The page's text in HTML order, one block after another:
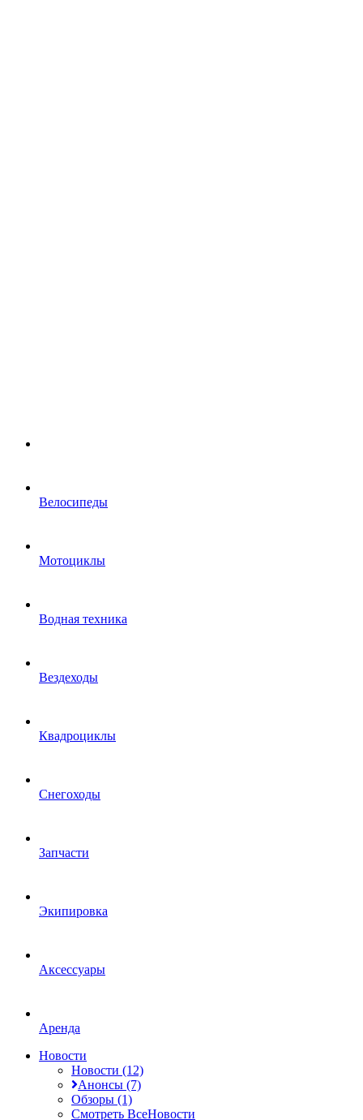
Велосипеды
Мотоциклы
Водная техника
Вездеходы
Квадроциклы
Снегоходы
Запчасти
Экипировка
Аксессуары
Аренда
Новости
Новости (12)
Анонсы (7)
Обзоры (1)
Смотреть ВсеНовости